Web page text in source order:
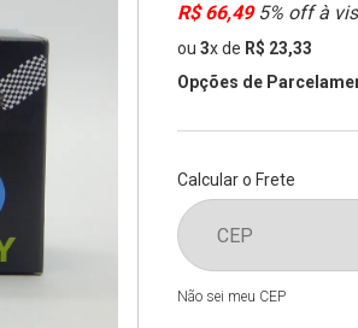
R$ 66,495% off à
ou 3xde R$ 23,33
Opções de
Calcular o Frete
Não sei meu CEP